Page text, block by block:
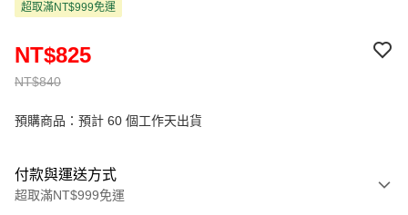
超取滿NT$999免運
NT$840
NT$825
預購商品：預計 60 個工作天出貨
付款與運送方式
超取滿NT$999免運